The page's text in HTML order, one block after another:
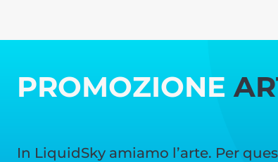
PROMOZIONE
In LiquidSky amiamo l’arte. Per